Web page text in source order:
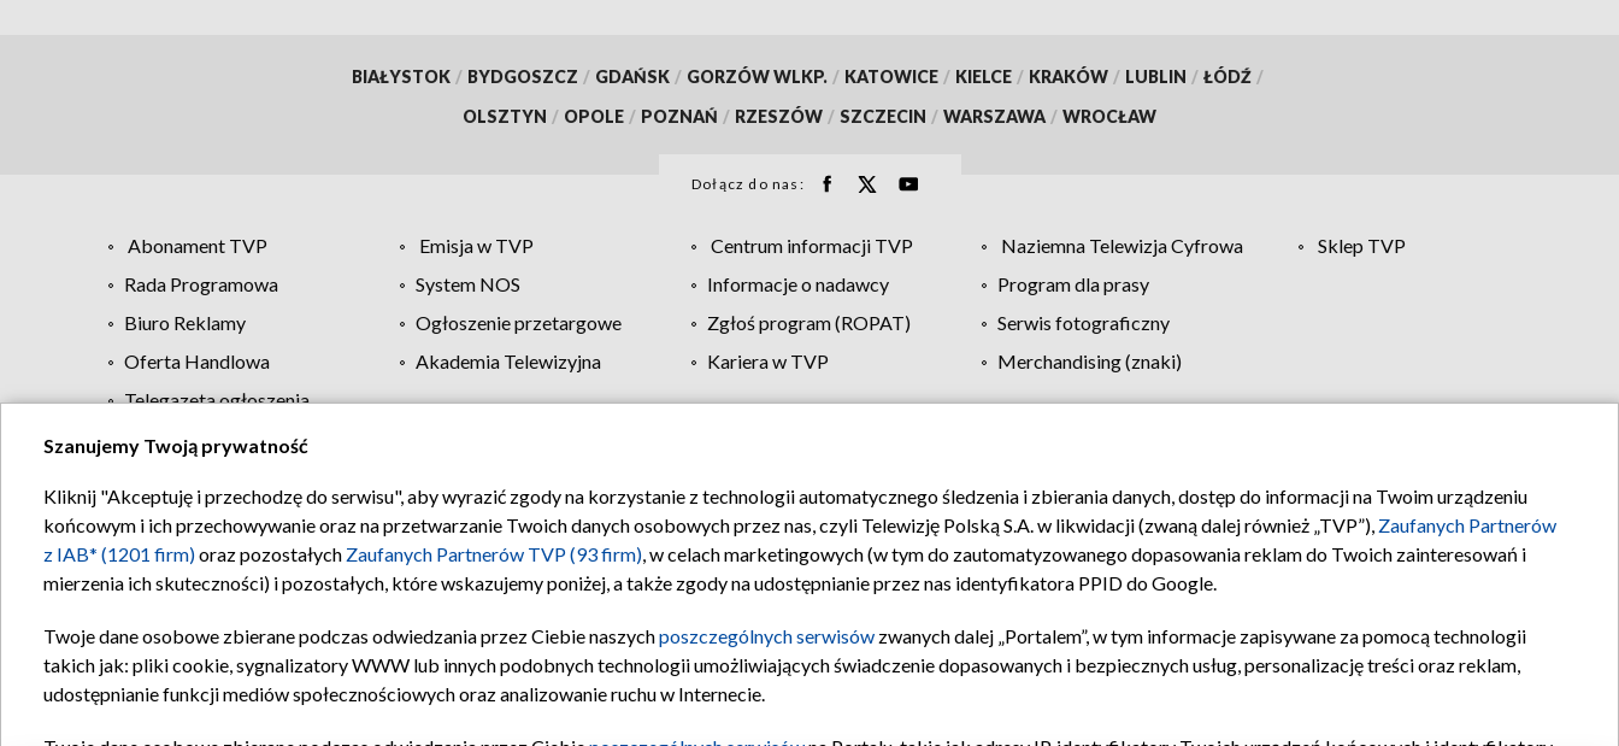
BIAŁYSTOK / BYDGOSZCZ / GDAŃSK / GORZÓW WLKP. / KATOWICE / KIELCE / KRAKÓW / LUBLIN / ŁÓDŹ /
OLSZTYN / OPOLE / POZNAŃ / RZESZÓW / SZCZECIN / WARSZAWA / WROCŁAW
Dołącz do nas:
Abonament TVP Emisja w TVP Centrum informacji TVP Naziemna Telewizja Cyfrowa
Sklep TVP
Rada Programowa
System NOS Informacje o nadawcy
Program dla prasy
Biuro Reklamy
Ogłoszenie przetargowe Zgłoś program (ROPAT)
Serwis fotograficzny
Oferta Handlowa
Akademia Telewizyjna Kariera w TVP
Merchandising (znaki)
Telegazeta ogłoszenia
Regulamin TVP Polityka prywatności Moje zgody Pomoc Biuro reklamy Kontakt
Szanujemy Twoją prywatność
Kliknij "Akceptuję i przechodzę do serwisu", aby wyrazić zgody na korzystanie z technologii automatycznego śledzenia i zbierania danych, dostęp do informacji na Twoim urządzeniu
końcowym i ich przechowywanie oraz na przetwarzanie Twoich danych osobowych przez nas, czyli Telewizję Polską S.A. w likwidacji (zwaną dalej również „TVP”), Zaufanych Partnerów
z IAB* (1201 firm)oraz pozostałych Zaufanych Partnerów TVP (93 firm), w celach marketingowych (w tym do zautomatyzowanego dopasowania reklam do Twoich zainteresowań i
mierzenia ich skuteczności) i pozostałych, które wskazujemy poniżej, a także zgody na udostępnianie przez nas identyfikatora PPID do Google.
Twoje dane osobowe zbierane podczas odwiedzania przez Ciebie naszychposzczególnych serwisów zwanych dalej „Portalem”, w tym informacje zapisywane za pomocą technologii
takich jak: pliki cookie, sygnalizatory WWW lub innych podobnych technologii umożliwiających świadczenie dopasowanych i bezpiecznych usług, personalizację treści oraz reklam,
udostępnianie funkcji mediów społecznościowych oraz analizowanie ruchu w Internecie.